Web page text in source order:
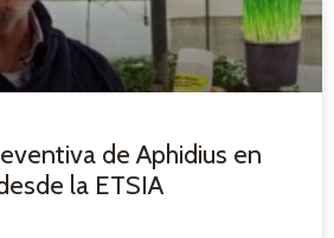
de Aphidius en
la ETSIA